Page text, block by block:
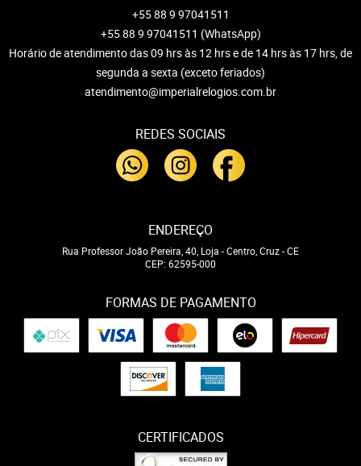
+55 88 9 97041511
+55 88 9 97041511 (WhatsApp)
Horário de atendimento das 09 hrs às 12 hrs e de 14 hrs às 17 hrs, de
segunda a sexta (exceto feriados)
atendimento@imperialrelogios.com.br
REDES SOCIAIS
ENDEREÇO
Rua Professor João Pereira, 40, Loja -Centro, Cruz-CE
CEP: 62595-000
FORMAS DE PAGAMENTO
CERTIFICADOS